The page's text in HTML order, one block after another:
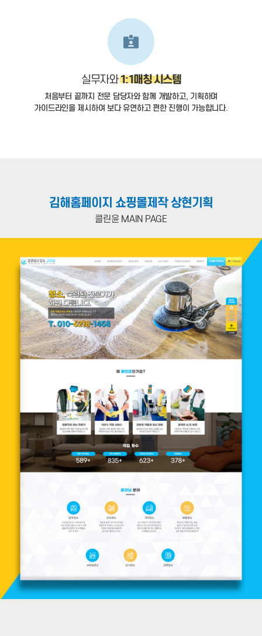
실무자와1:1매칭 시스템
처음부터 끝까지 전문 담당자와 함께 개발하고, 기획하며
가이드라인을 제시하여 보다 유연하고 편한 진행이 가능합니다.
김해홈페이지 쇼핑몰제작 상현기획
클린윤 MAIN PAGE